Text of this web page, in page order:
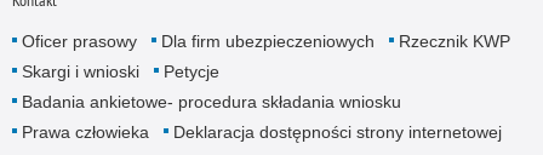
Oficer prasowy Dla firm ubezpieczeniowych
Rzecznik KWP
Skargi i wnioski
Petycje
Badania ankietowe- procedura składania wniosku
Prawa człowieka
Deklaracja dostępności strony internetowej